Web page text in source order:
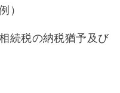
）
続税の納税猶予及び